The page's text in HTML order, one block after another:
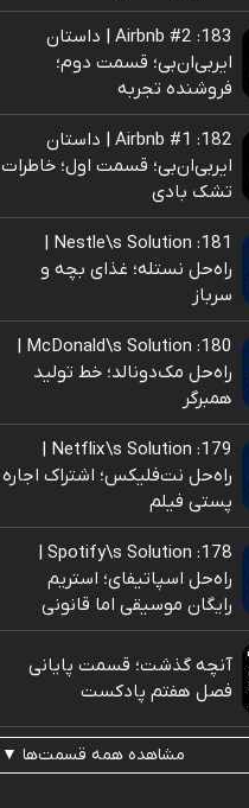
183: Airbnb #2 | داستان
ایربی‌ان‌بی؛ قسمت دوم؛
فروشنده تجربه
182: Airbnb #1 | داستان
ایربی‌ان‌بی؛ قسمت اول؛ خاطرات
تشک بادی
181: Nestle\s Solution |
راه‌حل نستله؛ غذای بچه و
سرباز
180: McDonald\s Solution |
راه‌حل مک‌دونالد؛ خط تولید
همبرگر
179: Netflix\s Solution |
راه‌حل نت‌فلیکس؛ اشتراک اجاره
پستی فیلم
178: Spotify\s Solution |
راه‌حل اسپاتیفای؛ استریم
رایگان موسیقی اما قانونی
آنچه گذشت؛ قسمت پایانی
فصل هفتم پادکست
مشاهده همه قسمت‌ها ▼